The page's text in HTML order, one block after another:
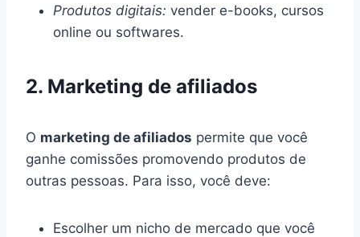
Produtos digitais: vender e-books, cursos
online ou softwares.
2. Marketing de afiliados
O marketing de afiliados permite que você
ganhe comissões promovendo produtos de
outras pessoas. Para isso, você deve:
Escolher um nicho de mercado que você